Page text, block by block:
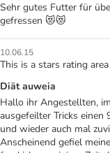
Sehr gutes Futter für
gefressen 😻😻
10.06.15
This is a stars rating
Diät auweia
Hallo ihr Angestellten,
ausgefeilter Tricks
und wieder auch mal
Anscheinend gefiel